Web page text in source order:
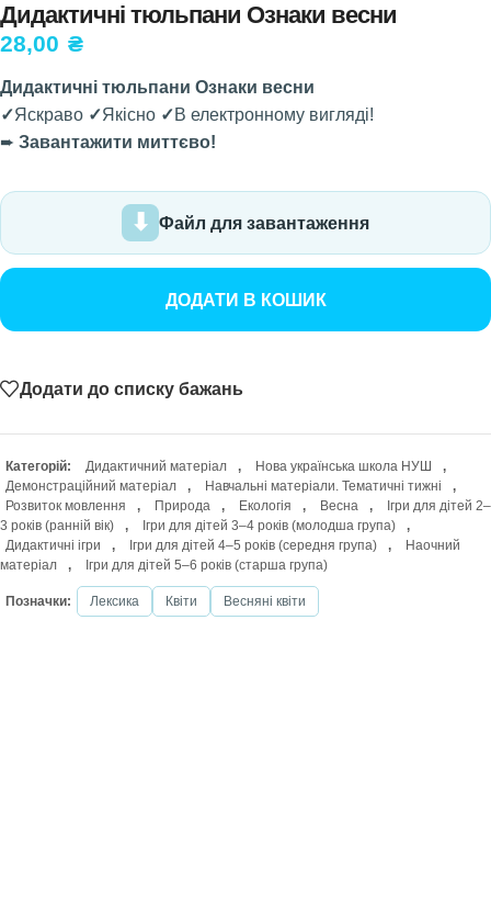
Дидактичні тюльпани Ознаки весни
28,00 ₴
Дидактичні тюльпани Ознаки весни
✓Яскраво ✓Якісно ✓В електронному вигляді!
➨ Завантажити миттєво!
Файл для завантаження
ДОДАТИ В КОШИК
Додати до списку бажань
Категорій: Дидактичний матеріал , Нова українська школа НУШ
,
Демонстраційний матеріал
, Навчальні матеріали. Тематичні тижні
,
Розвиток мовлення
, Природа , Екологія , Весна ,
Ігри для дітей 2–
3 років (ранній вік)
, Ігри для дітей 3–4 років (молодша група)
,
Дидактичні ігри
, Ігри для дітей 4–5 років (середня група) ,
Наочний
матеріал
, Ігри для дітей 5–6 років (старша група)
Позначки: Лексика Квіти Весняні квіти